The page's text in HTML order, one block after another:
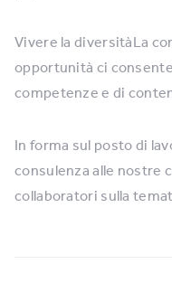
Vivere la diversitàLa
opportunità ci
competenze e di
In forma sul posto di
consulenza alle nostre
collaboratori sulla